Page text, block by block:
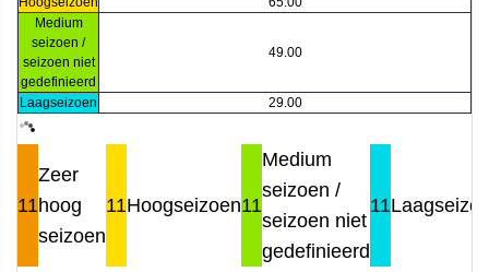
Medium
seizoen /
seizoen niet
gedefinieerd
49.00
Laagseizoen 29.00
11
Zeer
hoog
seizoen
11Hoogseizoen11
Medium
seizoen /
seizoen niet
gedefinieerd
11